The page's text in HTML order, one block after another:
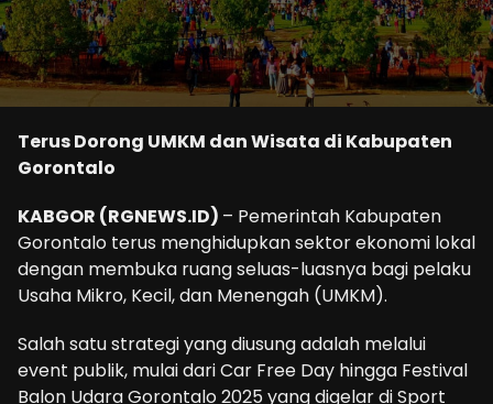
Terus Dorong UMKM dan Wisata di Kabupaten
Gorontalo
KABGOR (RGNEWS.ID) – Pemerintah Kabupaten
Gorontalo terus menghidupkan sektor ekonomi lokal
dengan membuka ruang seluas-luasnya bagi pelaku
Usaha Mikro, Kecil, dan Menengah (UMKM).
Salah satu strategi yang diusung adalah melalui
event publik, mulai dari Car Free Day hingga Festival
Balon Udara Gorontalo 2025 yang digelar di Sport